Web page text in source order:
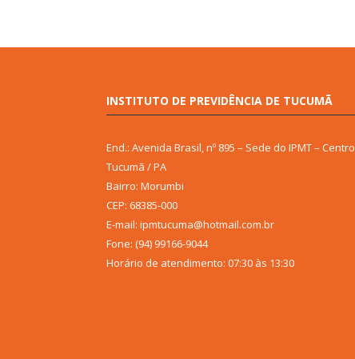
INSTITUTO DE PREVIDÊNCIA DE TUCUMÃ
End.: Avenida Brasil, nº 895 – Sede do IPMT – Centro
Tucumã / PA
Bairro: Morumbi
CEP: 68385-000
E-mail: ipmtucuma@hotmail.com.br
Fone: (94) 99166-9044
Horário de atendimento: 07:30 às 13:30